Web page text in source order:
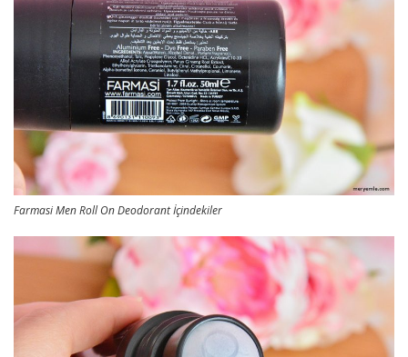
Farmasi Men Roll On Deodorant İçindekiler